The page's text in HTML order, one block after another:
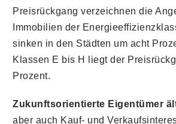
Preisrückgang verzeichnen die
Immobilien der
sinken in den Städten um acht
Klassen E bis H liegt der
Prozent.
Zukunftsorientierte Eigentümer
aber auch Kauf- und